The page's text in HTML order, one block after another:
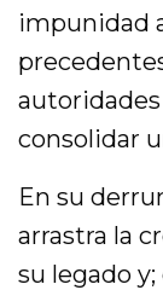
impunidad
consolidar
En su
arrastra la
su legado